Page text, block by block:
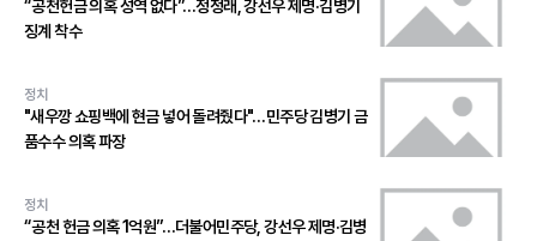
“공천헌금 의혹 성역 없다”…정청래, 강선우 제명·김병기
징계 착수
정치
"새우깡 쇼핑백에 현금 넣어 돌려줬다"…민주당 김병기 금
품수수 의혹 파장
정치
“공천 헌금 의혹 1억원”…더불어민주당, 강선우 제명·김병